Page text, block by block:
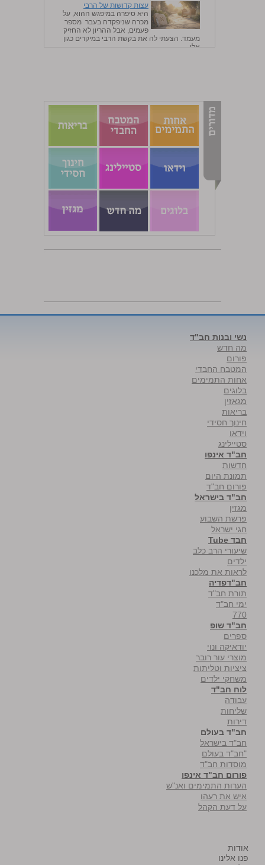
עצות קדושות של הרבי
היא סיפרה במיפגש ההוא, על
מכרה שניפקדה בעבר מספר
פעמים, אבל ההריון לא החזיק
מעמד. הצעתי לה את בקשת הרבי במיקרים כגון
אלו, ...
נשי ובנות חב"ד
מה חדש
פורום
המטבח החבדי
אחות התמימים
בלוגים
מגאזין
בריאות
חינוך חסידי
וידאו
סטיילינג
חב"ד אינפו
חדשות
תמונת היום
פורום חב"ד
חב"ד בישראל
מגזין
פרשת השבוע
חגי ישראל
חבד Tube
שיעורי הרב כלב
ילדים
לראות את מלכנו
חב"דפדיה
תורת חב"ד
ימי חב"ד
770
חב"ד שופ
ספרים
יודאיקה ונוי
מוצרי עור רובר
ציציות וטליתות
משחקי ילדים
לוח חב"ד
עבודה
שליחות
דירות
חב"ד בעולם
חב"ד בישראל
"חב"ד בעולם
מוסדות חב"ד
פורום חב"ד אינפו
הערות התמימים ואנ"ש
איש את רעהו
על דעת הקהל
אודות
פנו אלינו